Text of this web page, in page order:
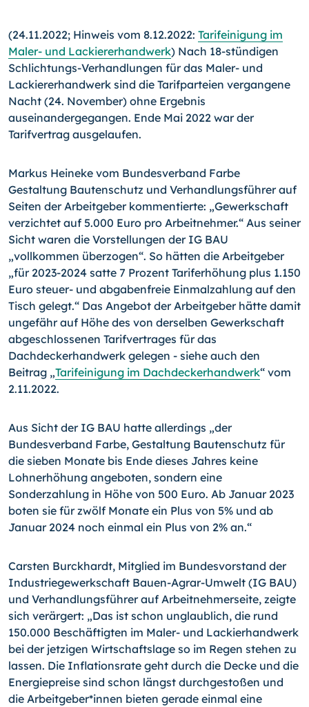
(24.11.2022; Hinweis vom 8.12.2022: Tarifeinigung im
Maler- und Lackiererhandwerk) Nach 18-stündigen
Schlichtungs-Verhandlungen für das Maler- und
Lackiererhandwerk sind die Tarifparteien vergangene
Nacht (24. November) ohne Ergebnis
auseinandergegangen. Ende Mai 2022 war der
Tarifvertrag ausgelaufen.
Markus Heineke vom Bundesverband Farbe
Gestaltung Bautenschutz und Verhandlungsführer auf
Seiten der Arbeitgeber kommentierte: „Gewerkschaft
verzichtet auf 5.000 Euro pro Arbeitnehmer.“ Aus seiner
Sicht waren die Vorstellungen der IG BAU
„vollkommen überzogen“. So hätten die Arbeitgeber
„für 2023-2024 satte 7 Prozent Tariferhöhung plus 1.150
Euro steuer- und abgabenfreie Einmalzahlung auf den
Tisch gelegt.“ Das Angebot der Arbeitgeber hätte damit
ungefähr auf Höhe des von derselben Gewerkschaft
abgeschlossenen Tarifvertrages für das
Dachdeckerhandwerk gelegen - siehe auch den
Beitrag „Tarifeinigung im Dachdeckerhandwerk“ vom
2.11.2022.
Aus Sicht der IG BAU hatte allerdings „der
Bundesverband Farbe, Gestaltung Bautenschutz für
die sieben Monate bis Ende dieses Jahres keine
Lohnerhöhung angeboten, sondern eine
Sonderzahlung in Höhe von 500 Euro. Ab Januar 2023
boten sie für zwölf Monate ein Plus von 5% und ab
Januar 2024 noch einmal ein Plus von 2% an.“
Carsten Burckhardt, Mitglied im Bundesvorstand der
Industriegewerkschaft Bauen-Agrar-Umwelt (IG BAU)
und Verhandlungsführer auf Arbeitnehmerseite, zeigte
sich verärgert: „Das ist schon unglaublich, die rund
150.000 Beschäftigten im Maler- und Lackierhandwerk
bei der jetzigen Wirtschaftslage so im Regen stehen zu
lassen. Die Inflationsrate geht durch die Decke und die
Energiepreise sind schon längst durchgestoßen und
die Arbeitgeber*innen bieten gerade einmal eine